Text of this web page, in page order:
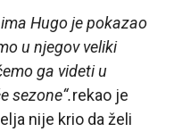
Hugo je pokazao
u njegov veliki
ga videti u
sezone“.rekao je
nije krio da želi